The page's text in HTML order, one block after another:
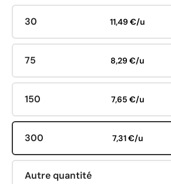
30 11,49 €/u
75 8,29 €/u
150 7,65 €/u
300 7,31 €/u
Autre quantité